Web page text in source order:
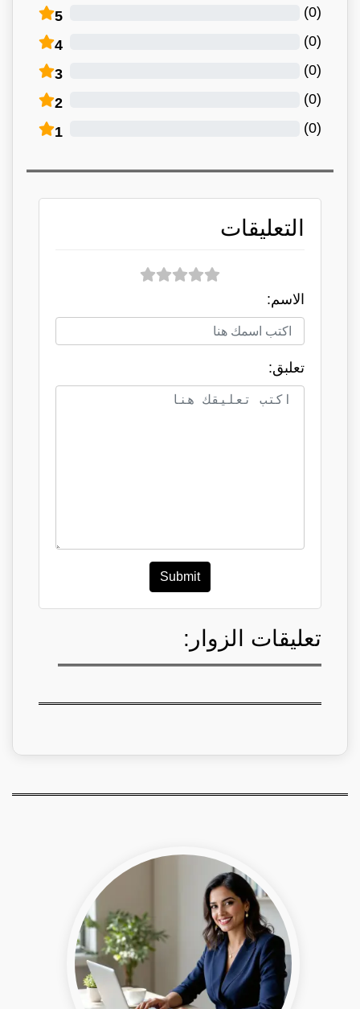
5 (
0
)
4 (
0
)
3 (
0
)
2 (
0
)
1 (
0
)
التعليقات
الاسم:
تعلبق:
Submit
تعليقات الزوار: